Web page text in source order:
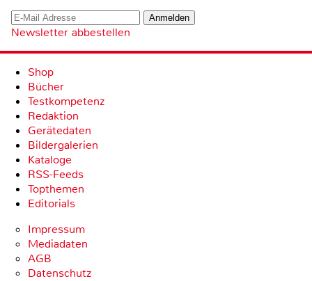
Newsletter abbestellen
Shop
Bücher
Testkompetenz
Redaktion
Gerätedaten
Bildergalerien
Kataloge
RSS-Feeds
Topthemen
Editorials
Impressum
Mediadaten
AGB
Datenschutz